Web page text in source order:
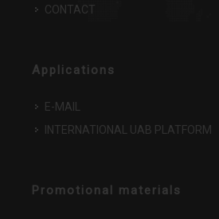
CONTACT
Applications
E-MAIL
INTERNATIONAL UAB PLATFORM
Promotional materials